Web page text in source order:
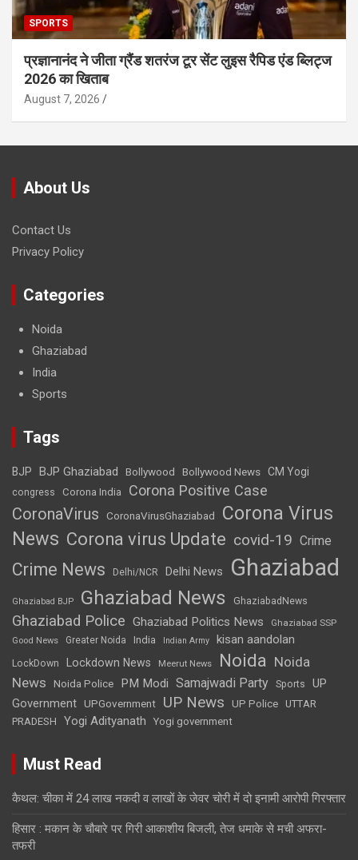
SPORTS
प्रज्ञानानंद ने जीता ग्रैंड शतरंज टूर सेंट लुइस रैपिड एंड ब्लिट्ज
2026 का खिताब
August 7, 2026
About Us
Contact Us
Privacy Policy
Categories
Noida
Ghaziabad
India
Sports
Tags
BJP BJP Ghaziabad Bollywood Bollywood News CM Yogi
congress Corona India Corona Positive Case
CoronaVirus CoronaVirusGhaziabad
Corona Virus
News Corona virus Update covid-19 Crime
Crime News Delhi/NCR Delhi News Ghaziabad
Ghaziabad BJP Ghaziabad News GhaziabadNews
Ghaziabad Police Ghaziabad Politics News Ghaziabad SSP
Good News Greater Noida India Indian Army kisan aandolan
LockDown Lockdown News Meerut News Noida Noida
News
Noida Police PM Modi Samajwadi Party Sports
UP
Government UPGovernment UP News UP Police
UTTAR
PRADESH
Yogi Adityanath Yogi government
Must Read
कैथल: चीका में 24 लाख नकदी व लाखों के जेवर चोरी में दो इनामी आरोपी गिरफ्तार
हिसार : मकान के चौबारे पर गिरी आकाशीय बिजली, तेज धमाके से मची अफरा-
तफरी